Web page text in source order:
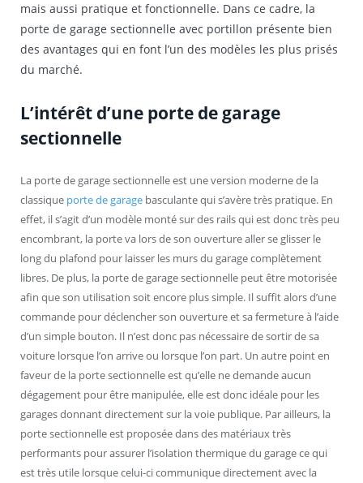
mais aussi pratique et fonctionnelle. Dans ce cadre, la
porte de garage sectionnelle avec portillon présente bien
des avantages qui en font l’un des modèles les plus prisés
du marché.
L’intérêt d’une porte de garage
sectionnelle
La porte de garage sectionnelle est une version moderne de la
classique porte de garage basculante qui s’avère très pratique. En
effet, il s’agit d’un modèle monté sur des rails qui est donc très peu
encombrant, la porte va lors de son ouverture aller se glisser le
long du plafond pour laisser les murs du garage complètement
libres. De plus, la porte de garage sectionnelle peut être motorisée
afin que son utilisation soit encore plus simple. Il suffit alors d’une
commande pour déclencher son ouverture et sa fermeture à l’aide
d’un simple bouton. Il n’est donc pas nécessaire de sortir de sa
voiture lorsque l’on arrive ou lorsque l’on part. Un autre point en
faveur de la porte sectionnelle est qu’elle ne demande aucun
dégagement pour être manipulée, elle est donc idéale pour les
garages donnant directement sur la voie publique. Par ailleurs, la
porte sectionnelle est proposée dans des matériaux très
performants pour assurer l’isolation thermique du garage ce qui
est très utile lorsque celui-ci communique directement avec la